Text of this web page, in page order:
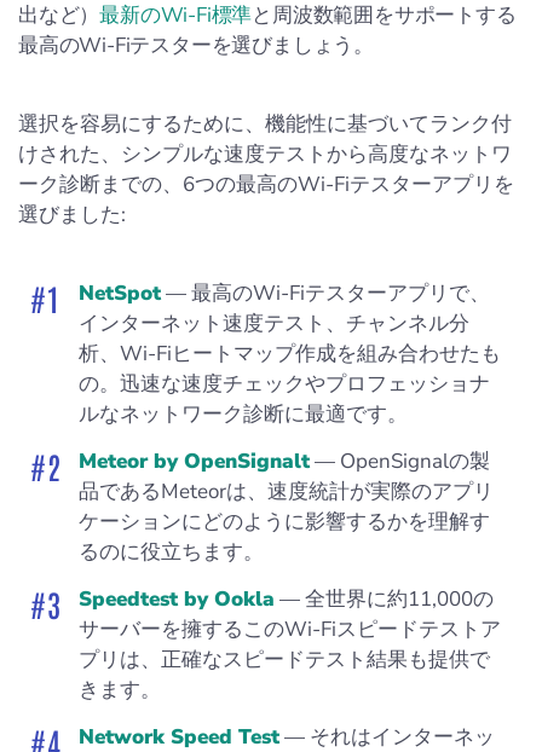
出など）最新のWi-Fi標準と周波数範囲をサポートする
最高のWi-Fiテスターを選びましょう。
選択を容易にするために、機能性に基づいてランク付
けされた、シンプルな速度テストから高度なネットワ
ーク診断までの、6つの最高のWi-Fiテスターアプリを
選びました:
NetSpot— 最高のWi-Fiテスターアプリで、
インターネット速度テスト、チャンネル分
析、Wi-Fiヒートマップ作成を組み合わせたも
の。迅速な速度チェックやプロフェッショナ
ルなネットワーク診断に最適です。
Meteor by OpenSignalt— OpenSignalの製
品であるMeteorは、速度統計が実際のアプリ
ケーションにどのように影響するかを理解す
るのに役立ちます。
Speedtest by Ookla — 全世界に約11,000の
サーバーを擁するこのWi-Fiスピードテストア
プリは、正確なスピードテスト結果も提供で
きます。
Network Speed Test— それはインターネッ